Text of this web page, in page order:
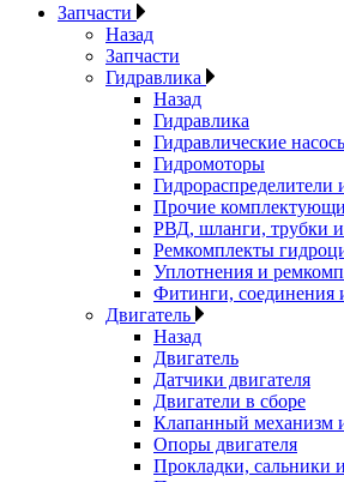
Запчасти
Назад
Запчасти
Гидравлика
Назад
Гидравлика
Гидравлические
Гидромоторы
Гидрораспределители
Прочие
РВД, шланги, трубки
Ремкомплекты
Уплотнения и
Фитинги, соединения
Двигатель
Назад
Двигатель
Датчики двигателя
Двигатели в сборе
Клапанный механизм
Опоры двигателя
Прокладки, сальники